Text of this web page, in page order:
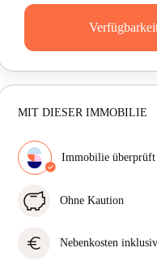
MIT DIESER IMMOBILIE
Immobilie
sicherzustellen, dass du
Mehr über die
Ohne Kaution
Immobilien.
euro Nebenkosten